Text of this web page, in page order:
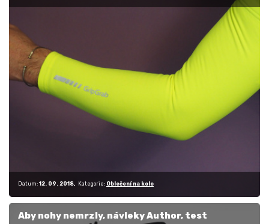
Datum: 12. 09. 2018 Kategorie: Oblečení na kolo
Aby nohy nemrzly, návleky Author, test